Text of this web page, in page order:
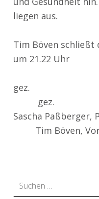
liegen aus.
Tim Böven schließt
um 21.22 Uhr
gez.
Sascha Paßberger,
Tim Böven,